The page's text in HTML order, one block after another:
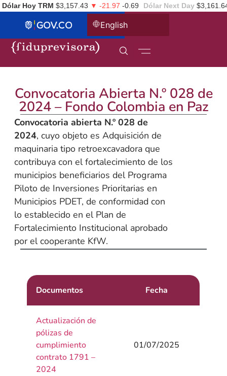
Dólar Hoy TRM $3,157.43 ▼ -21.97 -0.69 Dólar Next Day
English
Convocatoria Abierta N.º 028 de
2024 – Fondo Colombia en Paz
Convocatoria abierta N.º 028 de
2024, cuyo objeto es Adquisición de
maquinaria tipo retroexcavadora que
contribuya con el fortalecimiento de los
municipios beneficiarios del Programa
Piloto de Inversiones Prioritarias en
Municipios PDET, de conformidad con
lo establecido en el Plan de
Fortalecimiento Institucional aprobado
por el cooperante KfW.
Documentos Fecha
Actualización de
pólizas de
cumplimiento
contrato 1791 –
2024
01/07/2025